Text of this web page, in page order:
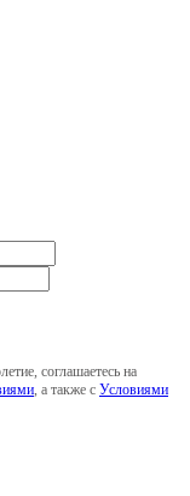
соглашаетесь на
, а также с Условиями